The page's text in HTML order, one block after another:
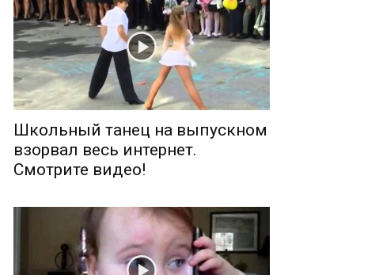
Школьный танец на выпускном
взорвал весь интернет.
Смотрите видео!